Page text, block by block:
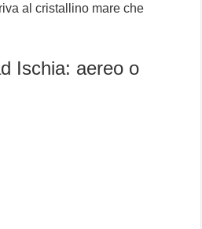
al cristallino mare che
Ischia: aereo o